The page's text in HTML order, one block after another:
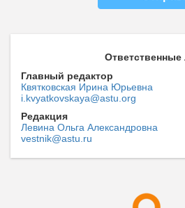
Ответственные
Главный редактор
Квятковская Ирина Юрьевна
i.kvyatkovskaya@astu.org
Редакция
Левина Ольга Александровна
vestnik@astu.ru